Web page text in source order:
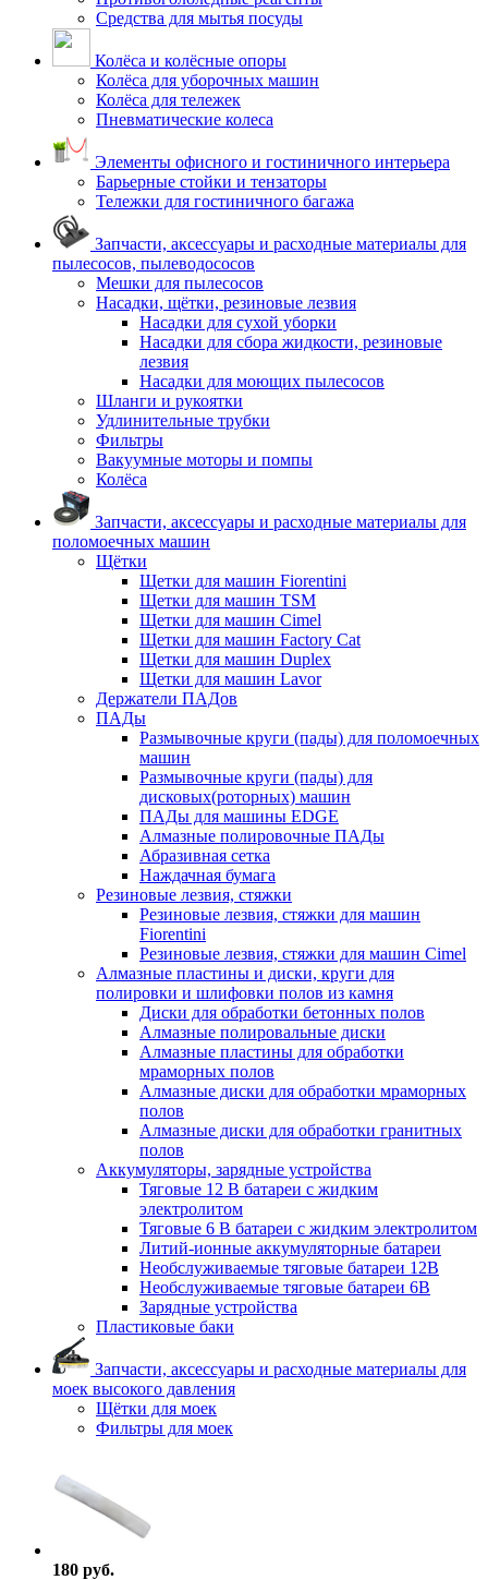
Средства для мытья посуды
Колёса и колёсные опоры
Колёса для уборочных машин
Колёса для тележек
Пневматические колеса
Элементы офисного и гостиничного интерьера
Барьерные стойки и тензаторы
Тележки для гостиничного багажа
Запчасти, аксессуары и расходные материалы для
пылесосов, пылеводососов
Мешки для пылесосов
Насадки, щётки, резиновые лезвия
Насадки для сухой уборки
Насадки для сбора жидкости, резиновые
лезвия
Насадки для моющих пылесосов
Шланги и рукоятки
Удлинительные трубки
Фильтры
Вакуумные моторы и помпы
Колёса
Запчасти, аксессуары и расходные материалы для
поломоечных машин
Щётки
Щетки для машин Fiorentini
Щетки для машин TSM
Щетки для машин Cimel
Щетки для машин Factory Cat
Щетки для машин Duplex
Щетки для машин Lavor
Держатели ПАДов
ПАДы
Размывочные круги (пады) для поломоечных
машин
Размывочные круги (пады) для
дисковых(роторных) машин
ПАДы для машины EDGE
Алмазные полировочные ПАДы
Абразивная сетка
Наждачная бумага
Резиновые лезвия, стяжки
Резиновые лезвия, стяжки для машин
Fiorentini
Резиновые лезвия, стяжки для машин Cimel
Алмазные пластины и диски, круги для
полировки и шлифовки полов из камня
Диски для обработки бетонных полов
Алмазные полировальные диски
Алмазные пластины для обработки
мраморных полов
Алмазные диски для обработки мраморных
полов
Алмазные диски для обработки гранитных
полов
Аккумуляторы, зарядные устройства
Тяговые 12 В батареи с жидким
электролитом
Тяговые 6 В батареи с жидким электролитом
Литий-ионные аккумуляторные батареи
Необслуживаемые тяговые батареи 12В
Необслуживаемые тяговые батареи 6В
Зарядные устройства
Пластиковые баки
Запчасти, аксессуары и расходные материалы для
моек высокого давления
Щётки для моек
Фильтры для моек
180 руб.